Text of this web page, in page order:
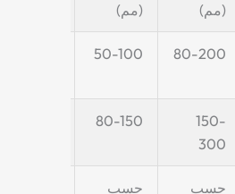
(مم)
(مم)
80-200
50-100
150-
300
80-150
حسب
حسب